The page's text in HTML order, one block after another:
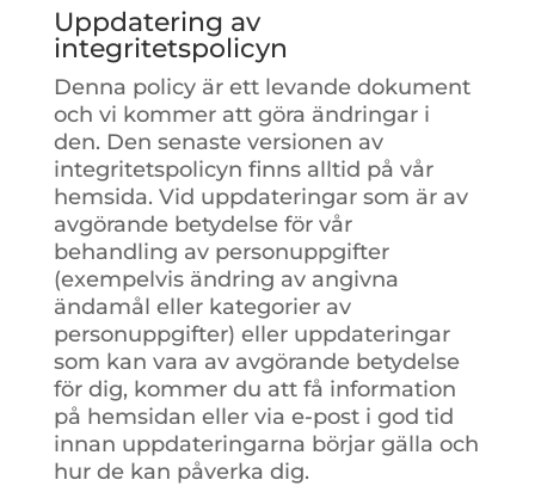
Uppdatering av
integritetspolicyn
Denna policy är ett levande dokument
och vi kommer att göra ändringar i
den. Den senaste versionen av
integritetspolicyn finns alltid på vår
hemsida. Vid uppdateringar som är av
avgörande betydelse för vår
behandling av personuppgifter
(exempelvis ändring av angivna
ändamål eller kategorier av
personuppgifter) eller uppdateringar
som kan vara av avgörande betydelse
för dig, kommer du att få information
på hemsidan eller via e-post i god tid
innan uppdateringarna börjar gälla och
hur de kan påverka dig.